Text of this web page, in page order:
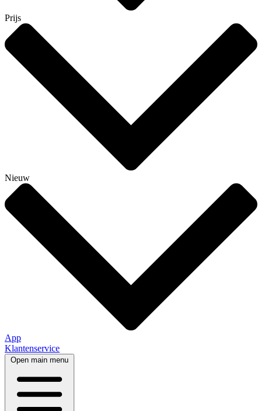
Prijs
Nieuw
App
Klantenservice
Open main menu